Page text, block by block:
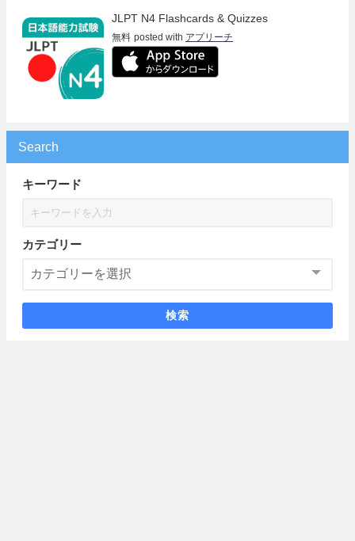
JLPT N4 Flashcards & Quizzes
無料 posted with アプリーチ
Search
キーワード
カテゴリー
検索